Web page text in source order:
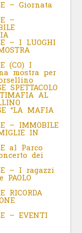
– Giornata
–
– I LUOGHI
(CO) I
mostra per
SPETTACOLO
AL
“LA MAFIA
– IMMOBILE
IN
al Parco
dei
– I ragazzi
PAOLO
RICORDA
– EVENTI